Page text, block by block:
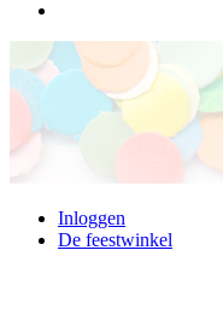
Inloggen
De feestwinkel